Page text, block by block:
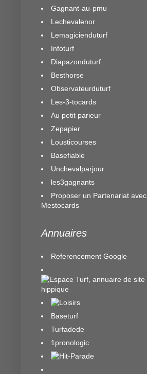
Gagnant-au-pmu
Lechevalenor
Lemagicienduturf
Infoturf
Diapazonduturf
Besthorse
Observateurduturf
Les-3-tocards
Au petit parieur
Zepapier
Lousticourses
Basefiable
Unchevalparjour
les3gagnants
Proposer un Partenariat avec
Mestocards
Annuaires
Referencement Google
Baseturf
Turfadede
1pronologic